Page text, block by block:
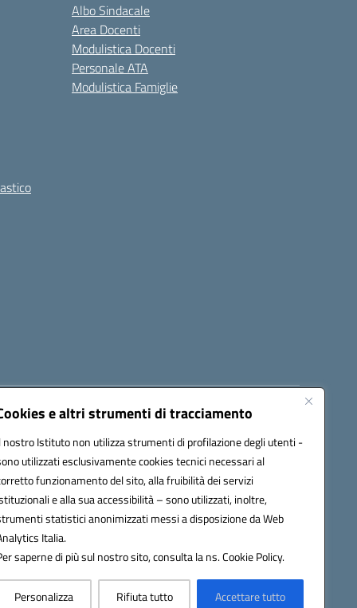
e altri strumenti di tracciamento
nostro Istituto non utilizza strumenti di profilazione degli utenti -
utilizzati esclusivamente cookies tecnici necessari al
funzionamento del sito, alla fruibilità dei servizi
e alla sua accessibilità – sono utilizzati, inoltre,
statistici anonimizzati messi a disposizione da Web
Italia.
saperne di più sul nostro sito, consulta la ns. Cookie Policy.
Personalizza Rifiuta tutto Accettare tutto
Albo Sindacale
Area Docenti
Modulistica Docenti
Personale ATA
Modulistica Famiglie